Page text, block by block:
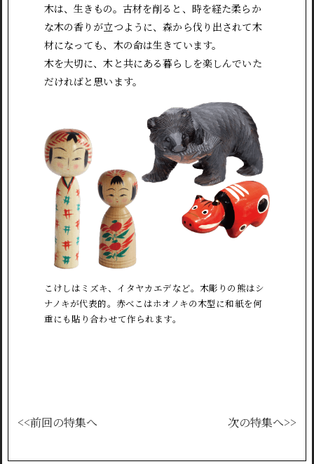
木は、生きもの。古材を削ると、時を経た柔らか
な木の香りが立つように、森から伐り出されて木
材になっても、木の命は生きています。
木を大切に、木と共にある暮らしを楽しんでいた
だければと思います。
こけしはミズキ、イタヤカエデなど。木彫りの熊はシ
ナノキが代表的。赤べこはホオノキの木型に和紙を何
重にも貼り合わせて作られます。
<<前回の特集へ 次の特集へ>>